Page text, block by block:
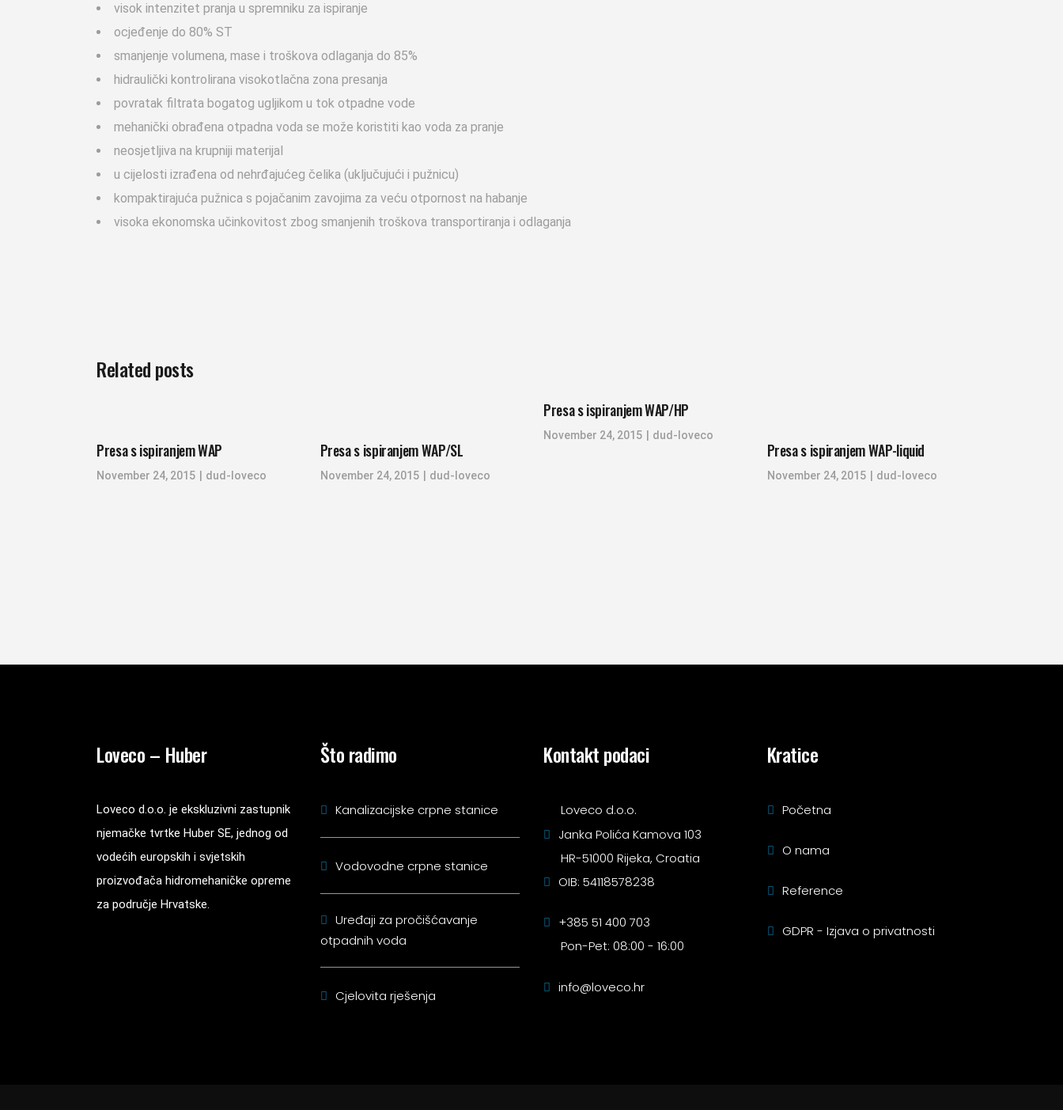
visok intenzitet pranja u spremniku za ispiranje
ocjeđenje do 80% ST
smanjenje volumena, mase i troškova odlaganja do 85%
hidraulički kontrolirana visokotlačna zona presanja
povratak filtrata bogatog ugljikom u tok otpadne vode
mehanički obrađena otpadna voda se može koristiti kao voda za pranje
neosjetljiva na krupniji materijal
u cijelosti izrađena od nehrđajućeg čelika (uključujući i pužnicu)
kompaktirajuća pužnica s pojačanim zavojima za veću otpornost na habanje
visoka ekonomska učinkovitost zbog smanjenih troškova transportiranja i odlaganja
Related posts
Presa s ispiranjem WAP
November 24, 2015 dud-loveco
Presa s ispiranjem WAP/SL
November 24, 2015 dud-loveco
Presa s ispiranjem WAP/HP
November 24, 2015 dud-loveco
Presa s ispiranjem WAP-liquid
November 24, 2015 dud-loveco
Loveco – Huber
Loveco d.o.o. je ekskluzivni zastupnik
njemačke tvrtke Huber SE, jednog od
vodećih europskih i svjetskih
proizvođača hidromehaničke opreme
za područje Hrvatske.
Što radimo
Kanalizacijske crpne stanice
Vodovodne crpne stanice
Uređaji za pročišćavanje
otpadnih voda
Cjelovita rješenja
Kontakt podaci
Loveco d.o.o.
Janka Polića Kamova 103
HR-51000 Rijeka, Croatia
OIB: 54118578238
+385 51 400 703
Pon-Pet: 08:00 - 16:00
info@loveco.hr
Kratice
Početna
O nama
Reference
GDPR - Izjava o privatnosti